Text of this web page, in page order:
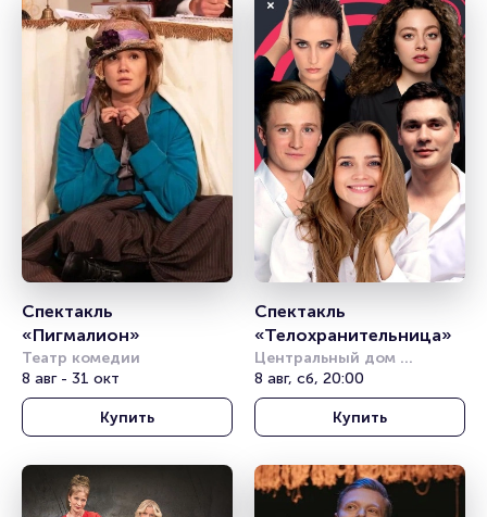
Спектакль
«Пигмалион»
Театр комедии
8 авг - 31 окт
Купить
Спектакль
«Телохранительница»
Центральный дом
литераторов
8 авг, сб, 20:00
Купить